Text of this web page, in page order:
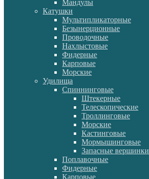
Мандулы
Катушки
Мультипликаторные
Безынерционные
Проводочные
Нахлыстовые
Фидерные
Карповые
Морские
Удилища
Спиннинговые
Штекерные
Телескопические
Троллинговые
Морские
Кастинговые
Мормышинговые
Запасные вершинки
Поплавочные
Фидерные
Карповые